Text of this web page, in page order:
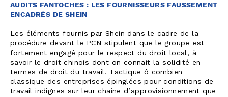
AUDITS FANTOCHES : LES FOURNISSEURS FAUSSEMENT
ENCADRÉS DE SHEIN
Les éléments fournis par Shein dans le cadre de la
procédure devant le PCN stipulent que le groupe est
fortement engagé pour le respect du droit local, à
savoir le droit chinois dont on connait la solidité en
termes de droit du travail. Tactique ô combien
classique des entreprises épinglées pour conditions de
travail indignes sur leur chaine d’approvisionnement que